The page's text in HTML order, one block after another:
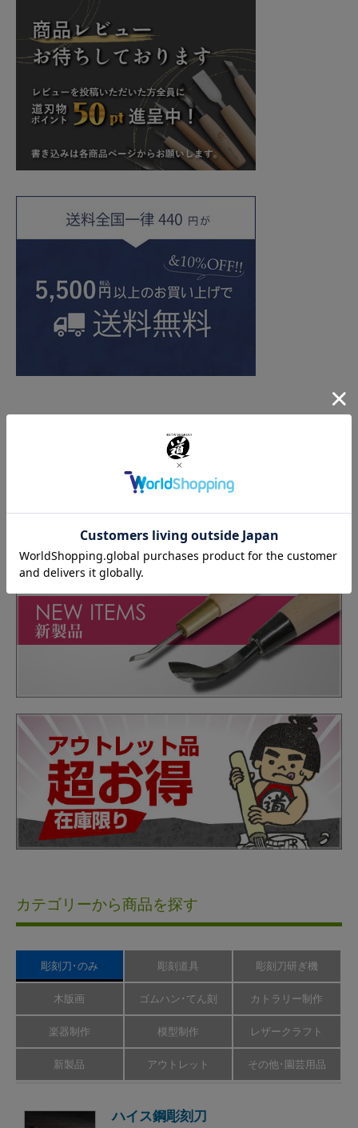
カテゴリーから商品を探す
彫刻刀･のみ 彫刻道具 彫刻刀研ぎ機
木版画 ゴムハン･てん刻 カトラリー制作
楽器制作 模型制作 レザークラフト
新製品 アウトレット その他･園芸用品
ハイス鋼彫刻刀